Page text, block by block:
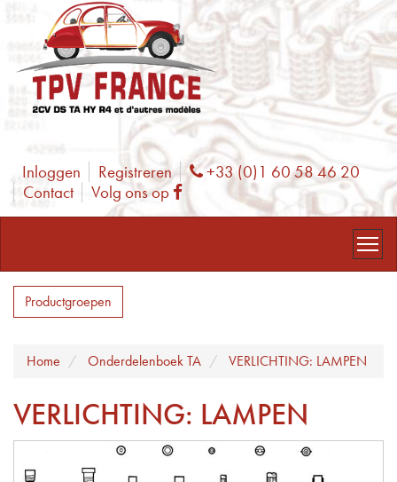
Inloggen Registreren Phone
+33 (0)1 60 58 46 20
Contact
Volg ons op Facebook
Productgroepen
Home Onderdelenboek TA VERLICHTING: LAMPEN
VERLICHTING: LAMPEN